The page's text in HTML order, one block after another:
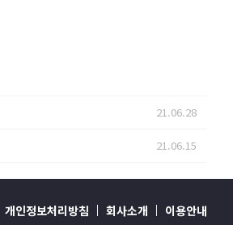
21.06.28
21.06.15
개인정보처리방침 회사소개 이용안내